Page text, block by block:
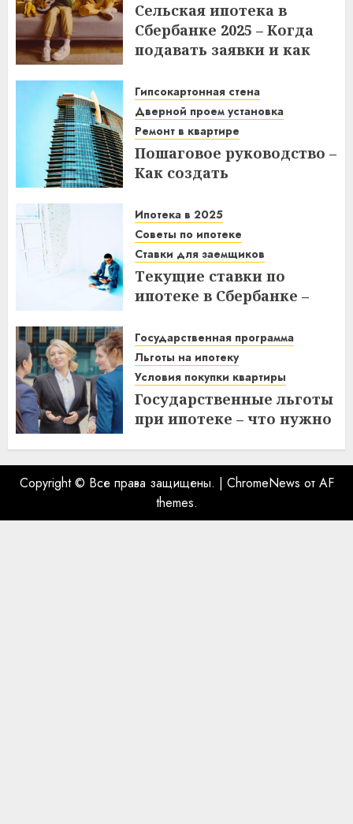
Сельская ипотека в
Сбербанке 2025 – Когда
подавать заявки и как
03.12.2025
Гипсокартонная стена
Дверной проем установка
Ремонт в квартире
Пошаговое руководство –
Как создать
дверным проемом в
отремонтированной
квартире
14.11.2025
Ипотека в 2025
Советы по ипотеке
Ставки для заемщиков
Текущие ставки по
ипотеке в Сбербанке –
заемщикам в 2025 году
14.11.2025
Государственная программа
Льготы на ипотеку
Условия покупки квартиры
Государственные льготы
при ипотеке – что нужно
10.11.2025
Copyright © Все права защищены. | ChromeNews от AF
themes.